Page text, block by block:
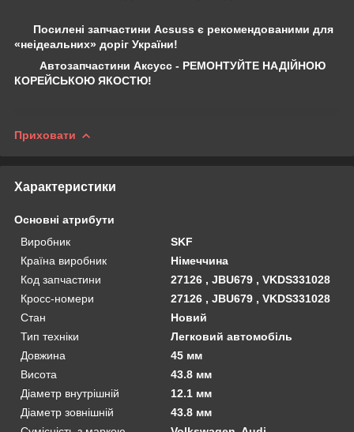
Посилені запчастини Acsuss є рекомендованими для
«неідеальних» доріг України!
Автозапчастини Аксусс - РЕМОНТУЙТЕ НАДІЙНОЮ
КОРЕЙСЬКОЮ ЯКОСТЮ!
Приховати
Характеристики
Основні атрибути
Виробник
SKF
Країна виробник
Німеччина
Код запчастини
27126 , JBU679 , VKDS331028
Кросс-номери
27126 , JBU679 , VKDS331028
Стан
Новий
Тип техніки
Легковий автомобіль
Довжина
45 мм
Висота
43.8 мм
Діаметр внутрішній
12.1 мм
Діаметр зовнішній
43.8 мм